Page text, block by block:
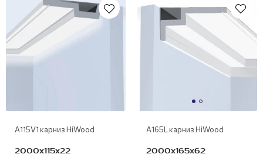
A115V1 карниз HiWood
2000х115х22
A165L карниз HiWood
2000х165х62